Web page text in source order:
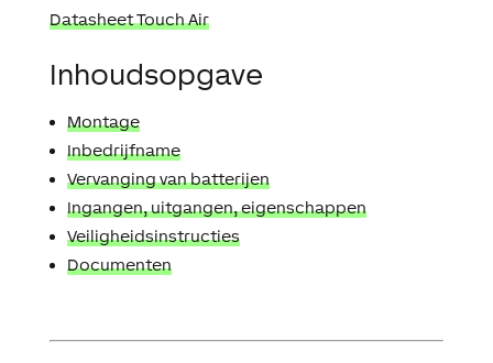
Datasheet Touch Air
Inhoudsopgave
Montage
Inbedrijfname
Vervanging van batterijen
Ingangen, uitgangen, eigenschappen
Veiligheidsinstructies
Documenten